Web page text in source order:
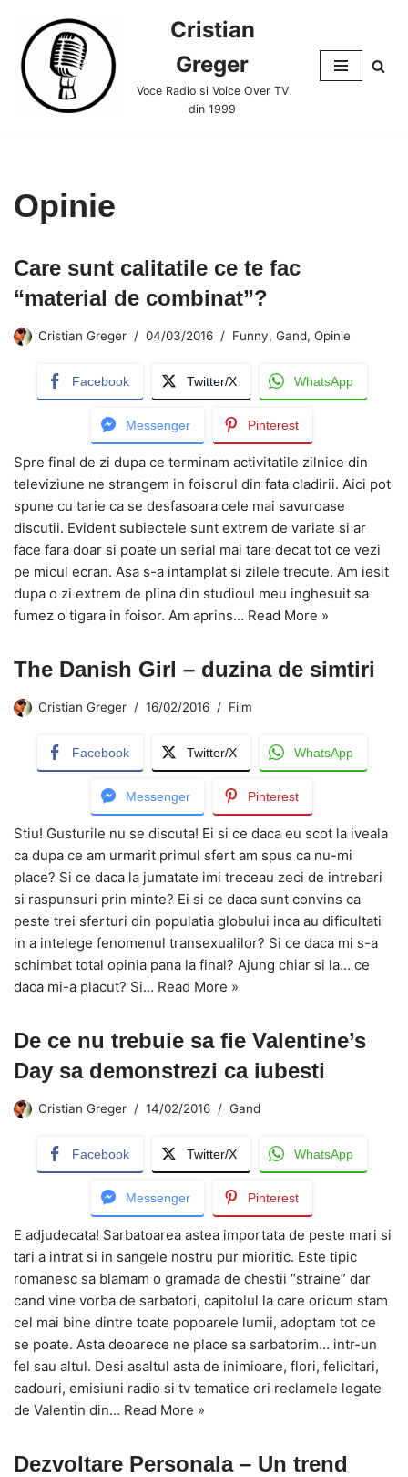
Skip
to
content
Cristian
Greger
Voce Radio si Voice Over TV
din 1999
Opinie
Care sunt calitatile ce te fac
“material de combinat”?
Cristian Greger 04/03/2016 Funny, Gand, Opinie
Facebook Twitter/X WhatsApp
Messenger Pinterest
Spre final de zi dupa ce terminam activitatile zilnice din
televiziune ne strangem in foisorul din fata cladirii. Aici pot
spune cu tarie ca se desfasoara cele mai savuroase
discutii. Evident subiectele sunt extrem de variate si ar
face fara doar si poate un serial mai tare decat tot ce vezi
pe micul ecran. Asa s-a intamplat si zilele trecute. Am iesit
dupa o zi extrem de plina din studioul meu inghesuit sa
fumez o tigara in foisor. Am aprins… Read More »
The Danish Girl – duzina de simtiri
Cristian Greger 16/02/2016 Film
Facebook Twitter/X WhatsApp
Messenger Pinterest
Stiu! Gusturile nu se discuta! Ei si ce daca eu scot la iveala
ca dupa ce am urmarit primul sfert am spus ca nu-mi
place? Si ce daca la jumatate imi treceau zeci de intrebari
si raspunsuri prin minte? Ei si ce daca sunt convins ca
peste trei sferturi din populatia globului inca au dificultati
in a intelege fenomenul transexualilor? Si ce daca mi s-a
schimbat total opinia pana la final? Ajung chiar si la… ce
daca mi-a placut? Si… Read More »
De ce nu trebuie sa fie Valentine’s
Day sa demonstrezi ca iubesti
Cristian Greger 14/02/2016 Gand
Facebook Twitter/X WhatsApp
Messenger Pinterest
E adjudecata! Sarbatoarea astea importata de peste mari si
tari a intrat si in sangele nostru pur mioritic. Este tipic
romanesc sa blamam o gramada de chestii “straine” dar
cand vine vorba de sarbatori, capitolul la care oricum stam
cel mai bine dintre toate popoarele lumii, adoptam tot ce
se poate. Asta deoarece ne place sa sarbatorim… intr-un
fel sau altul. Desi asaltul asta de inimioare, flori, felicitari,
cadouri, emisiuni radio si tv tematice ori reclamele legate
de Valentin din… Read More »
Dezvoltare Personala – Un trend